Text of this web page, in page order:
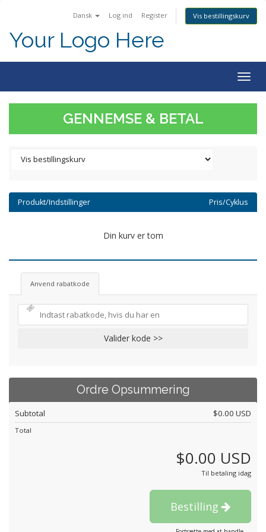
Dansk Log ind Register Vis bestillingskurv
Your Logo Here
GENNEMSE & BETAL
Produkt/Indstillinger Pris/Cyklus
Din kurv er tom
Anvend rabatkode
Valider kode >>
Ordre Opsummering
Subtotal $0.00 USD
Total
$0.00 USD
Til betaling idag
Bestilling